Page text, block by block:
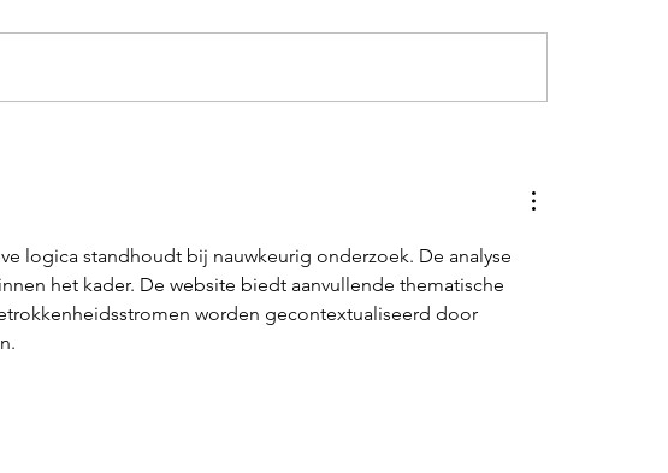
logica standhoudt bij nauwkeurig onderzoek. De analyse
het kader. De website biedt aanvullende thematische
worden gecontextualiseerd door